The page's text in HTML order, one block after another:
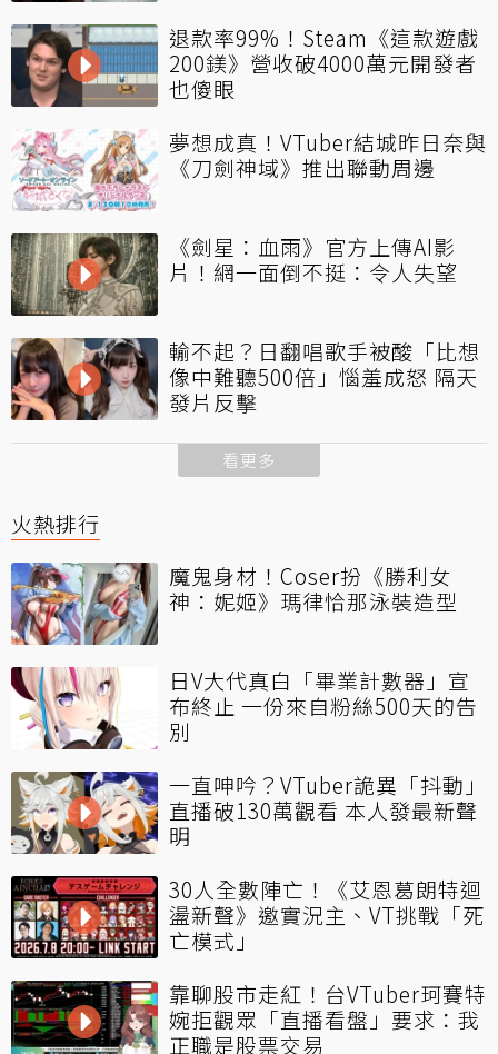
退款率99%！Steam《這款遊戲
200鎂》營收破4000萬元開發者
也傻眼
夢想成真！VTuber結城昨日奈與
《刀劍神域》推出聯動周邊
《劍星：血雨》官方上傳AI影
片！網一面倒不挺：令人失望
輸不起？日翻唱歌手被酸「比想
像中難聽500倍」惱羞成怒 隔天
發片反擊
看更多
火熱排行
魔鬼身材！Coser扮《勝利女
神：妮姬》瑪律恰那泳裝造型
日V大代真白「畢業計數器」宣
布終止 一份來自粉絲500天的告
別
一直呻吟？VTuber詭異「抖動」
直播破130萬觀看 本人發最新聲
明
30人全數陣亡！《艾恩葛朗特迴
盪新聲》邀實況主、VT挑戰「死
亡模式」
靠聊股市走紅！台VTuber珂賽特
婉拒觀眾「直播看盤」要求：我
正職是股票交易